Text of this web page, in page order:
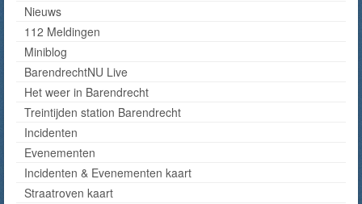
Nieuws
112 Meldingen
Miniblog
BarendrechtNU Live
Het weer in Barendrecht
Treintijden station Barendrecht
Incidenten
Evenementen
Incidenten & Evenementen kaart
Straatroven kaart